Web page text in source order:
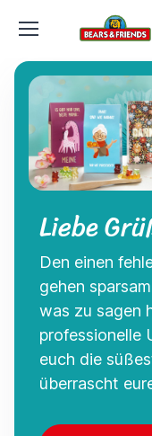
Liebe
Den einen
gehen
was zu sagen
professionelle
euch die
überrascht